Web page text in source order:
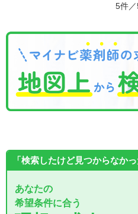
5件
「検索したけど見つからなかっ
あなたの
希望条件に合う